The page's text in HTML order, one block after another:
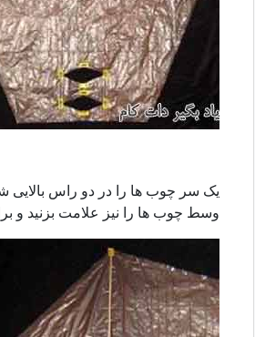
یک سر چوب ها را در دو راس بالایی
وسط چوب ها را نیز علامت بزنید و